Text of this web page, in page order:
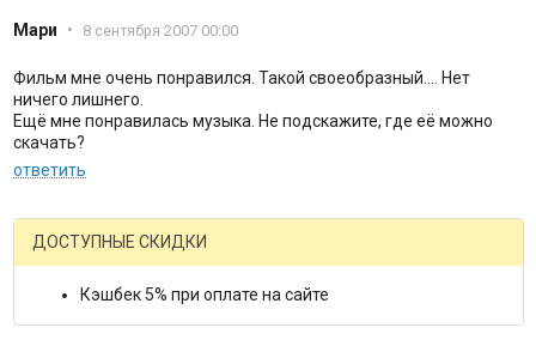
Мари • 8 сентября 2007 00:00
Фильм мне очень понравился. Такой своеобразный.... Нет
ничего лишнего.
Ещё мне понравилась музыка. Не подскажите, где её можно
скачать?
ответить
ДОСТУПНЫЕ СКИДКИ
Кэшбек 5% при оплате на сайте